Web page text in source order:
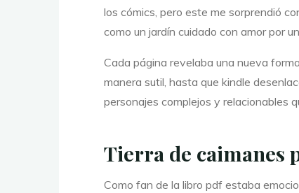
los cómics, pero este me sorprendió
como un jardín cuidado con amor por
Cada página revelaba una nueva
manera sutil, hasta que kindle
personajes complejos y relacionables
Tierra de caimanes
Como fan de la libro pdf estaba